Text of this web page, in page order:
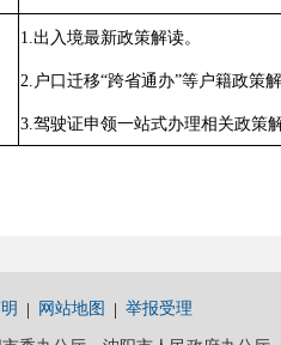
1.出入境最新政策解读。
2.户口迁移“跨省通办”等户籍政策解
3.驾驶证申领一站式办理相关政策解
网站地图 举报受理